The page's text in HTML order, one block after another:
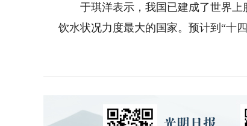
于琪洋表示，我国已建成了世界上
饮水状况力度最大的国家。预计到“十